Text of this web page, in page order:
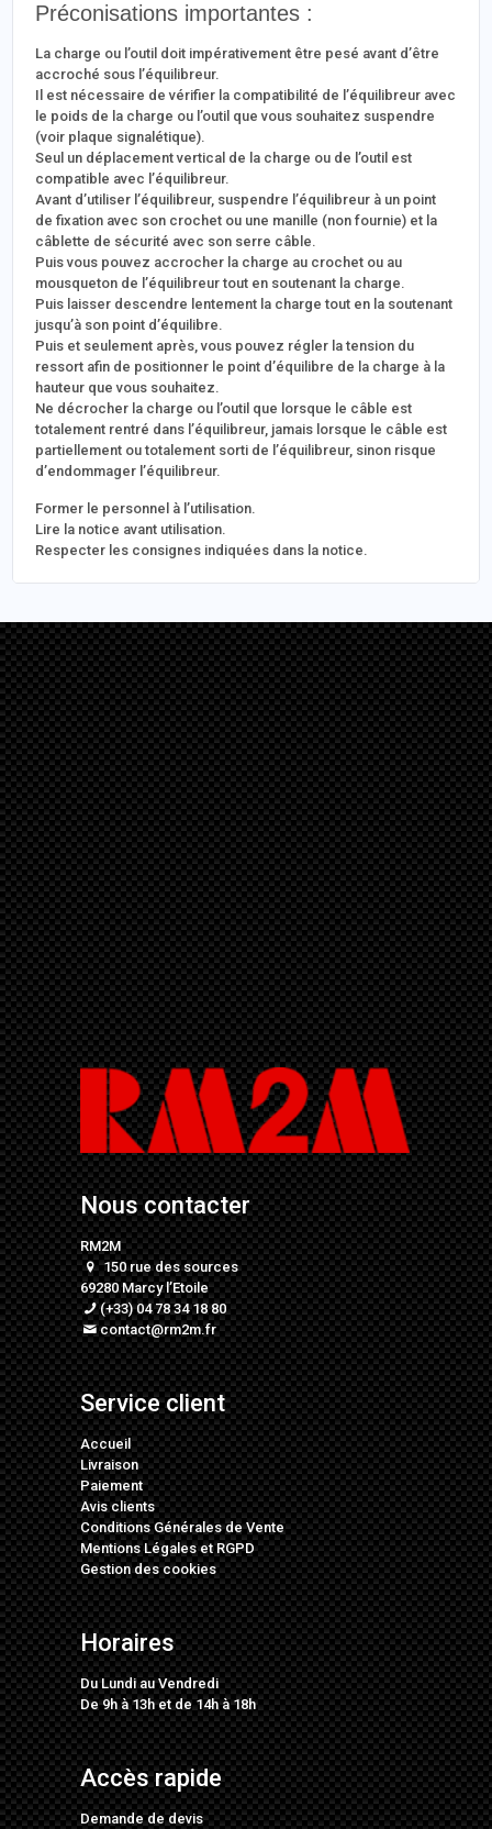
Préconisations importantes :
La charge ou l’outil doit impérativement être pesé avant d’être
accroché sous l’équilibreur.
Il est nécessaire de vérifier la compatibilité de l’équilibreur avec
le poids de la charge ou l’outil que vous souhaitez suspendre
(voir plaque signalétique).
Seul un déplacement vertical de la charge ou de l’outil est
compatible avec l’équilibreur.
Avant d’utiliser l’équilibreur, suspendre l’équilibreur à un point
de fixation avec son crochet ou une manille (non fournie) et la
câblette de sécurité avec son serre câble.
Puis vous pouvez accrocher la charge au crochet ou au
mousqueton de l’équilibreur tout en soutenant la charge.
Puis laisser descendre lentement la charge tout en la soutenant
jusqu’à son point d’équilibre.
Puis et seulement après, vous pouvez régler la tension du
ressort afin de positionner le point d’équilibre de la charge à la
hauteur que vous souhaitez.
Ne décrocher la charge ou l’outil que lorsque le câble est
totalement rentré dans l’équilibreur, jamais lorsque le câble est
partiellement ou totalement sorti de l’équilibreur, sinon risque
d’endommager l’équilibreur.
Former le personnel à l’utilisation.
Lire la notice avant utilisation.
Respecter les consignes indiquées dans la notice.
Nous contacter
RM2M
150 rue des sources
69280 Marcy l’Etoile
(+33) 04 78 34 18 80
contact@rm2m.fr
Service client
Accueil
Livraison
Paiement
Avis clients
Conditions Générales de Vente
Mentions LégalesetRGPD
Gestion des cookies
Horaires
Du Lundi au Vendredi
De 9h à 13h et de 14h à 18h
Accès rapide
Demande de devis